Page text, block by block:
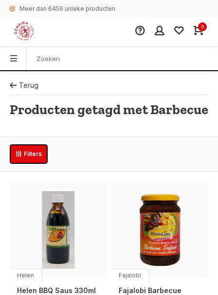
Meer dan 6459 unieke producten
0
Terug
Producten getagd met Barbecue
Filters
Helen
Helen BBQ Saus 330ml
Fajalobi
Fajalobi Barbecue